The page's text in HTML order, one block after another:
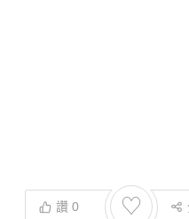
讚 0 ♡